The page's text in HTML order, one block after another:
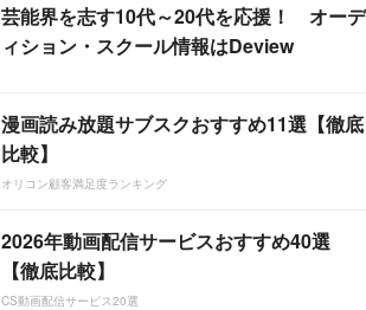
芸能界を志す10代～20代を応援！ オーデ
ィション・スクール情報はDeview
漫画読み放題サブスクおすすめ11選【徹底
比較】
オリコン顧客満足度ランキング
2026年動画配信サービスおすすめ40選
【徹底比較】
CS動画配信サービス20選